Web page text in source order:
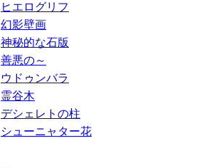
ヒエログリフ
幻影壁画
神秘的な石版
善悪の～
ウドゥンバラ
霊谷木
デシェレトの柱
シューニャター花